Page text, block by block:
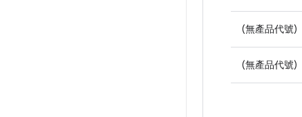
(無產品代號)
(無產品代號)